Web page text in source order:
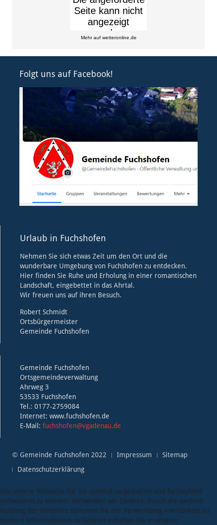
Mehr auf wetteronline.de
Folgt uns auf Facebook!
Urlaub in Fuchshofen
Nehmen Sie sich etwas Zeit um den Ort und die
wunderbare Umgebung von Fuchshofen zu entdecken.
Hier finden Sie Ruhe und Erholung in einer romantischen
Landschaft, eingebettet in das Ahrtal.
Wir freuen uns auf ihren Besuch.
Robert Schmidt
Ortsbürgermeister
Gemeinde Fuchshofen
Gemeinde Fuchshofen
Ortsgemeindeverwaltung
Ahrweg 3
53533 Fuchshofen
Tel.: 0177-2759084
Internet: www.fuchshofen.de
E-Mail: fuchshofen@vgadenau.de
© Gemeinde Fuchshofen 2022 Impressum
Sitemap
Datenschutzerklärung
Um unsere Webseite für Sie optimal zu gestalten und fortlaufend
verbessern zu können, verwenden wir Cookies. Durch die weitere
Nutzung der Webseite stimmen Sie der Verwendung von Cookies zu.
Weitere Informationen zu Cookies erhalten Sie in unserer